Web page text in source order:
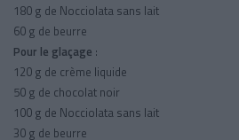
180 g de Nocciolata sans lait
60 g de beurre
Pour le glaçage :
120 g de crème liquide
50 g de chocolat noir
100 g de Nocciolata sans lait
30 g de beurre